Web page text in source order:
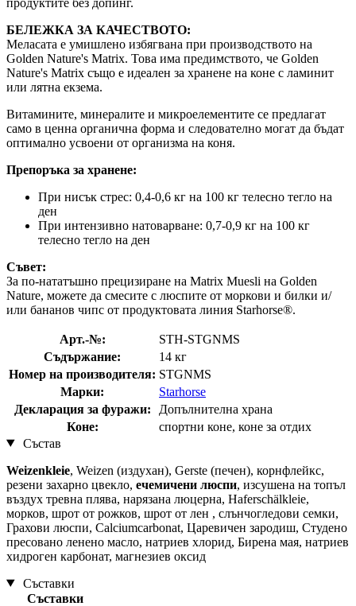
БЕЛЕЖКА ЗА КАЧЕСТВОТО:
Меласата е умишлено избягвана при производството на
Golden Nature's Matrix. Това има предимството, че Golden
Nature's Matrix също е идеален за хранене на коне с ламинит
или лятна екзема.
Витамините, минералите и микроелементите се предлагат
само в ценна органична форма и следователно могат да бъдат
оптимално усвоени от организма на коня.
Препоръка за хранене:
При нисък стрес: 0,4-0,6 кг на 100 кг телесно тегло на
ден
При интензивно натоварване: 0,7-0,9 кг на 100 кг
телесно тегло на ден
Съвет:
За по-нататъшно прецизиране на Matrix Muesli на Golden
Nature, можете да смесите с люспите от моркови и билки и/
или бананов чипс от продуктовата линия Starhorse®.
Арт.-№:
STH-STGNMS
Съдържание:
14 кг
Номер на производителя: STGNMS
Марки:
Starhorse
Декларация за фуражи:
Допълнителна храна
Коне:
спортни коне, коне за отдих
Състав
Weizenkleie, Weizen (издухан), Gerste (печен), корнфлейкс,
резени захарно цвекло, ечемичени люспи, изсушена на топъл
въздух тревна плява, нарязана люцерна, Haferschälkleie,
морков, шрот от рожков, шрот от лен , слънчогледови семки,
Грахови люспи, Calciumcarbonat, Царевичен зародиш, Студено
пресовано ленено масло, натриев хлорид, Бирена мая, натриев
хидроген карбонат, магнезиев оксид
Съставки
Съставки